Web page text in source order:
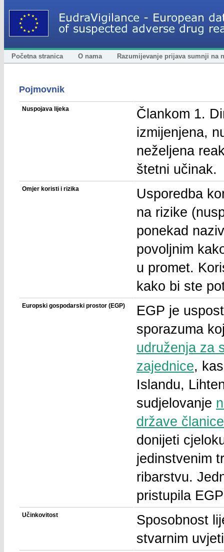
Početna stranica O nama Razumijevanje prijava sumnji na
Pojmovnik
Nuspojava lijeka
Člankom 1.
izmijenjena,
neželjena
štetni učinak.
Omjer koristi i rizika
Usporedba
na rizike
ponekad
povoljnim
u promet.
kako bi ste
Europski gospodarski prostor (EGP)
EGP je
sporazuma
udruženja za
zajednice,
Islandu,
sudjelovanje
države
donijeti
jedinstvenim
ribarstvu.
pristupila
Učinkovitost
Sposobnost
stvarnim